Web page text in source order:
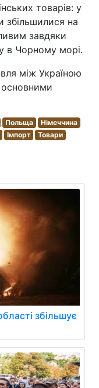
товарів: у
збільшилися на
завдяки
в Чорному морі.
між Україною
основними
Польща
Німеччина
Імпорт
Товари
збільшує